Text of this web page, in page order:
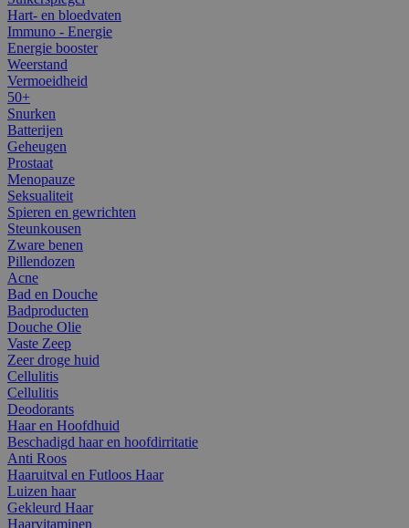
Hart- en bloedvaten
Immuno - Energie
Energie booster
Weerstand
Vermoeidheid
50+
Snurken
Batterijen
Geheugen
Prostaat
Menopauze
Seksualiteit
Spieren en gewrichten
Steunkousen
Zware benen
Pillendozen
Acne
Bad en Douche
Badproducten
Douche Olie
Vaste Zeep
Zeer droge huid
Cellulitis
Cellulitis
Deodorants
Haar en Hoofdhuid
Beschadigd haar en hoofdirritatie
Anti Roos
Haaruitval en Futloos Haar
Luizen haar
Gekleurd Haar
Haarvitaminen